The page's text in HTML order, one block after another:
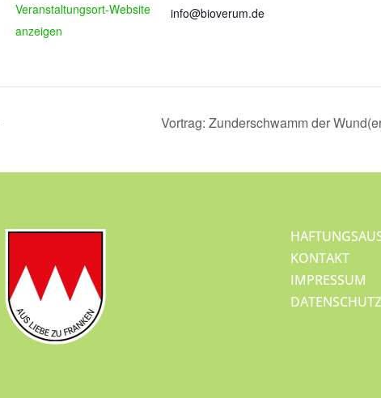
Veranstaltungsort-Website
anzeigen
info@bioverum.de
Vortrag: Zunderschwamm der
KONTAKT
IMPRESSUM
DATENSCHUTZ